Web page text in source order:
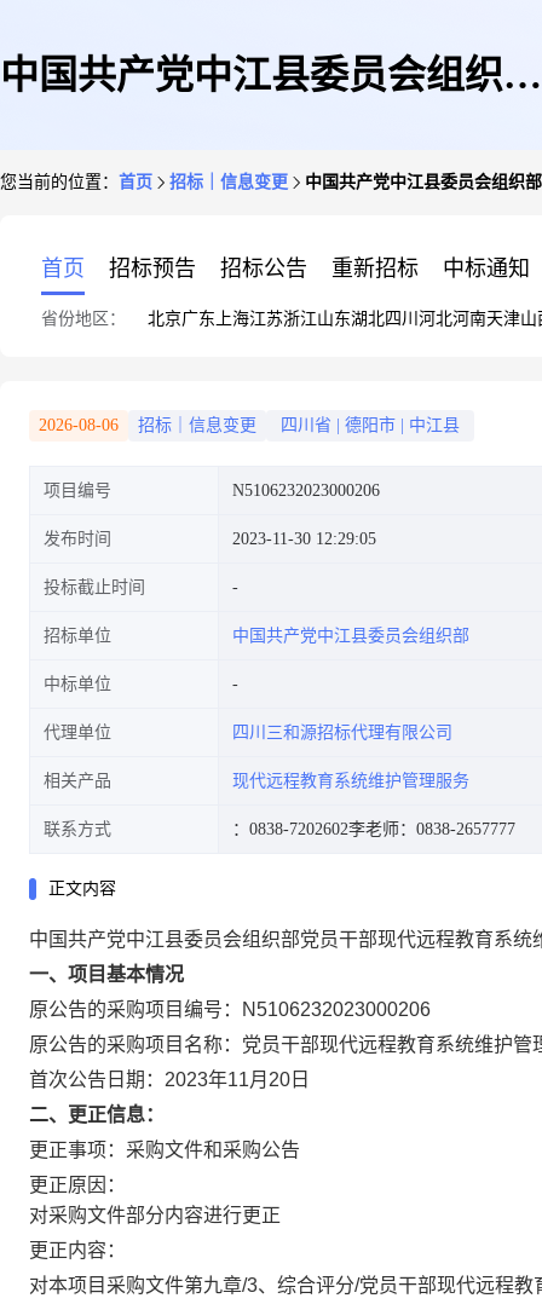
中国共产党中江县委员会组织部
一次)
您当前的位置： 首页 招标｜信息变更 中国共产党中江县委员会组织
首页 招标预告 招标公告 重新招标 中标通知
省份地区： 北京广东 上海江苏浙江山东湖北四川 河北河南天津山
2026-08-06 招标｜信息变更 四川省 德阳市 中江县
项目编号 N5106232023000206
发布时间 2023-11-30 12:29:05
投标截止时间
招标单位 中国共产党中江县委员会组织部
中标单位
代理单位 四川三和源招标代理有限公司
相关产品 现代远程教育系统维护管理服务
联系方式 ：0838-7202602李老师：0838-2657777
正文内容
中国共产党中江县委员会组织部党员干部现代远程教育系
一、项目基本情况
原公告的采购项目编号：N5106232023000206
原公告的采购项目名称：党员干部现代远程教育系统维护管
首次公告日期：2023年11月20日
二、更正信息：
更正事项： 采购文件和采购公告
更正原因：
对采购文件部分内容进行更正
更正内容：
对本项目采购文件第九章/3、综合评分/党员干部现代远程